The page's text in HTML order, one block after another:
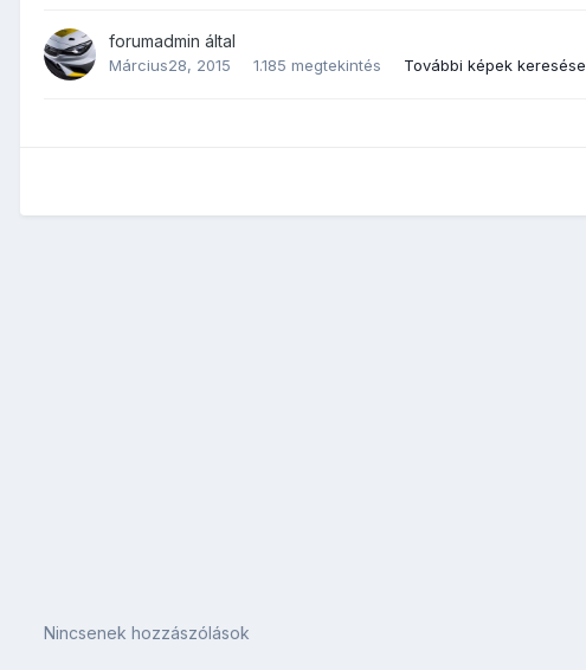
forumadmin által
Március28, 2015 1.185 megtekintés További képek keresése
Nincsenek hozzászólások